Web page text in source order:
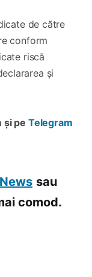
de către
conform
riscă
și
și pe Telegram
sau
comod.